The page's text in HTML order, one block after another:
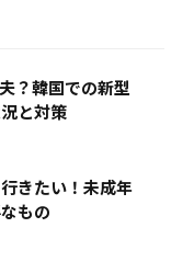
？韓国での新型
と対策
きたい！未成年
もの